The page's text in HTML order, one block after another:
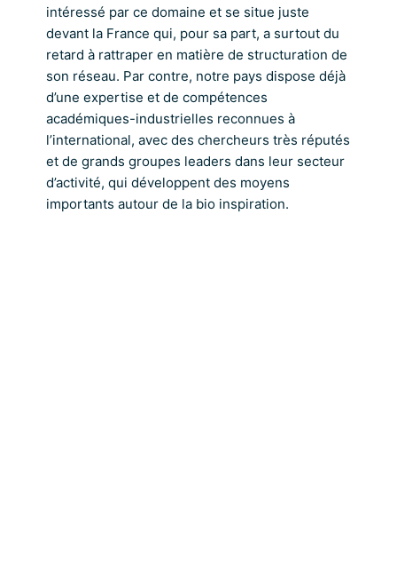
intéressé par ce domaine et se situe juste
devant la France qui, pour sa part, a surtout du
retard à rattraper en matière de structuration de
son réseau. Par contre, notre pays dispose déjà
d’une expertise et de compétences
académiques-industrielles reconnues à
l’international, avec des chercheurs très réputés
et de grands groupes leaders dans leur secteur
d’activité, qui développent des moyens
importants autour de la bio inspiration.